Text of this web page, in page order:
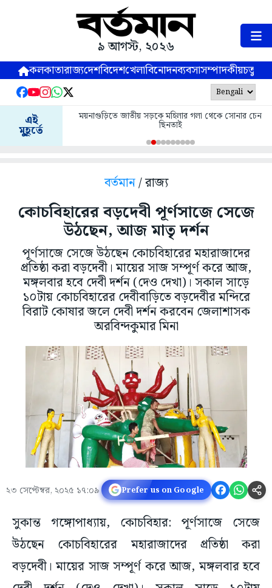
৯ আগস্ট, ২০২৬
কলকাতারাজ্যদেশবিদেশখেলাবিনোদনব্যবসাসম্পাদকীয়
এই
মুহূর্তে
ময়নাগুড়িতে জাতীয় সড়কে মহিলার গলা থেকে সোনার চেন
ছিনতাই
বর্তমান/ রাজ্য
কোচবিহারের বড়দেবী পূর্ণসাজে সেজে
উঠছেন, আজ মাতৃ দর্শন
পূর্ণসাজে সেজে উঠছেন কোচবিহারের মহারাজাদের
প্রতিষ্ঠা করা বড়দেবী। মায়ের সাজ সম্পূর্ণ করে আজ,
মঙ্গলবার হবে দেবী দর্শন (দেও দেখা)। সকাল সাড়ে
১০টায় কোচবিহারের দেবীবাড়িতে বড়দেবীর মন্দিরে
বিরাট কোষার জলে দেবী দর্শন করবেন জেলাশাসক
অরবিন্দকুমার মিনা
২৩ সেপ্টেম্বর, ২০২৫ ১৭:০৯ Prefer us on Google
সুকান্ত গঙ্গোপাধ্যায়, কোচবিহার: পূর্ণসাজে সেজে
উঠছেন কোচবিহারের মহারাজাদের প্রতিষ্ঠা করা
বড়দেবী। মায়ের সাজ সম্পূর্ণ করে আজ, মঙ্গলবার হবে